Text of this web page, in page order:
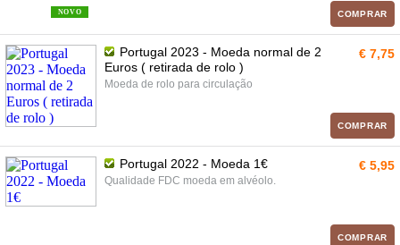
NOVO COMPRAR
Portugal 2023 - Moeda normal de 2
Euros ( retirada de rolo )
Moeda de rolo para circulação
€ 7,75
COMPRAR
Portugal 2022 - Moeda 1€
Qualidade FDC moeda em alvéolo.
€ 5,95
COMPRAR